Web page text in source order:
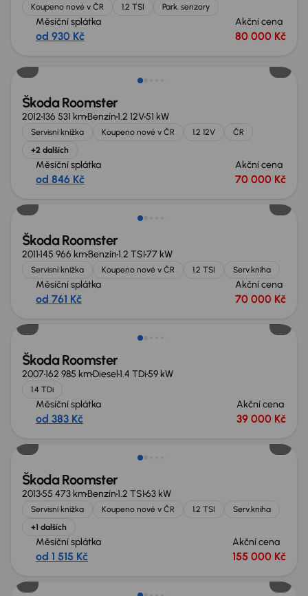
Koupeno nové v ČR 1.2 TSI Park. senzory
Měsíční splátka
od 930 Kč
Akční cena
80 000 Kč
Škoda Roomster
2012136 531 kmBenzín1.2 12V51 kW
Servisní knížka Koupeno nové v ČR 1.2 12V
ČR
+2 dalších
Měsíční splátka
od 846 Kč
Akční cena
70 000 Kč
Škoda Roomster
2011145 966 kmBenzín1.2 TSI77 kW
Servisní knížka Koupeno nové v ČR 1.2 TSI Serv.kniha
Měsíční splátka
od 761 Kč
Akční cena
70 000 Kč
Zlevněno o 25 000 Kč
Škoda Roomster
2007162 985 kmDiesel1.4 TDi59 kW
1.4 TDi
Měsíční splátka
od 383 Kč
Akční cena
39 000 Kč
Škoda Roomster
201355 473 kmBenzín1.2 TSI63 kW
Servisní knížka Koupeno nové v ČR 1.2 TSI
Serv.kniha
+1 dalších
Měsíční splátka
od 1 515 Kč
Akční cena
155 000 Kč